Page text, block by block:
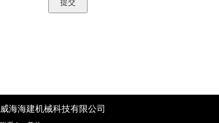
威海海建机械科技有限公司